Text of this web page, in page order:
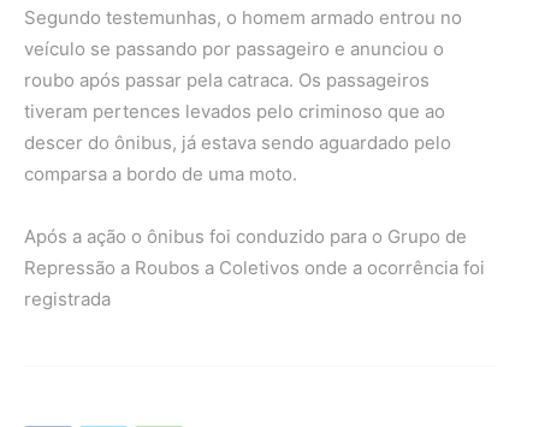
Segundo testemunhas, o homem armado entrou no
veículo se passando por passageiro e anunciou o
roubo após passar pela catraca. Os passageiros
tiveram pertences levados pelo criminoso que ao
descer do ônibus, já estava sendo aguardado pelo
comparsa a bordo de uma moto.
Após a ação o ônibus foi conduzido para o Grupo de
Repressão a Roubos a Coletivos onde a ocorrência foi
registrada